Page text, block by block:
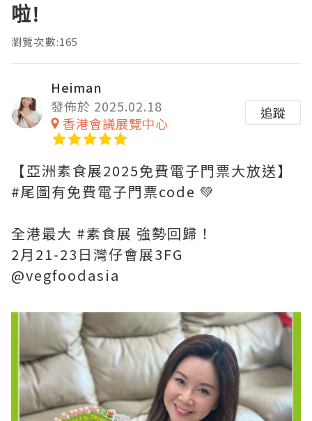
啦!
瀏覽次數:165
Heiman
發佈於 2025.02.18
香港會議展覽中心
追蹤
【亞洲素食展2025免費電子門票大放送】
#尾圖有免費電子門票code 💚
全港最大 #素食展 強勢回歸！
2月21-23日灣仔會展3FG
@vegfoodasia